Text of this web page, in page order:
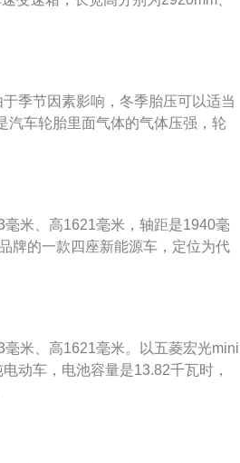
3、如果充完气一段时间后提示胎
形造成的漏气，建议检查轮毂并更
中央接收器模块上。
速达到每小时100千米。宏光MINI
。以下是关于五菱宏光的更多资
介于商用车和乘用车的跨界自主
性的宽敞驾乘空间，动力性和经济
力表现，颠覆了对商务车的传统印
内饰、强有力的跨级动力。3、在
季节因素影响，冬季胎压可以适当
汽车轮胎里面气体的气体压强，轮
要的功效。安全性配备层面，宏光
助、EPS电子助力转为等实用性配
椅插口。智能化系统配备层面，在
小显示屏，可以与手机上完成APP
USB接口的作用。宏光MINIEV的
车彻底能达到日常代步出行的要
米、高1621毫米，轴距是1940毫
牌的一款四座新能源车，定位为代
机是后置的，所以也是后轮驱动。
多连杆非独立悬架。宏光MINIEV定
巧的宏光MINI更是如鱼得水。体积
库，侧方位停车不行的人，开上车
以成本是非常低的，而且更重要的
米、高1621毫米。以五菱宏光mini
动车，电池容量是13.82千瓦时，
卡龙时尚款的前悬架是麦弗逊式
匹配的是1挡固定齿比变速箱。